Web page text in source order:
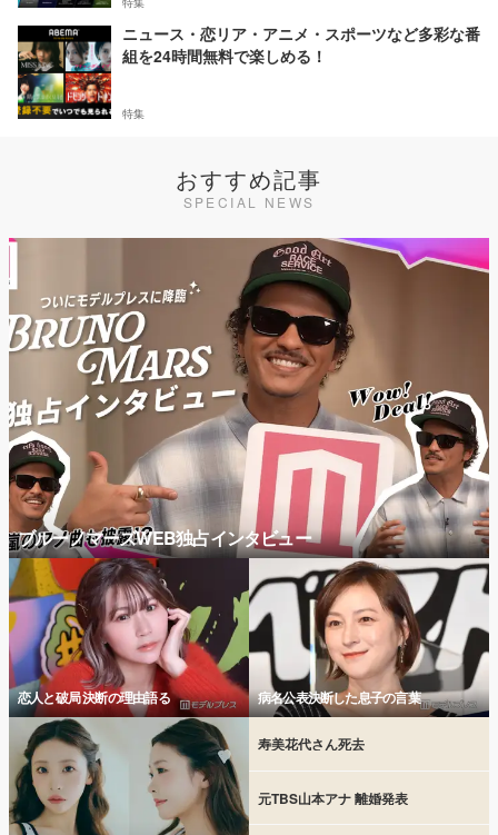
ニュース・恋リア・アニメ・スポーツなど多彩な番
組を24時間無料で楽しめる！
特集
おすすめ記事
SPECIAL NEWS
ブルーノマーズWEB独占インタビュー
恋人と破局 決断の理由語る 病名公表決断した息子の言葉
寿美花代さん死去
元TBS山本アナ 離婚発表